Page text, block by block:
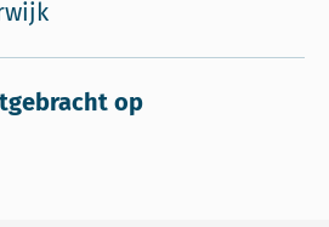
op